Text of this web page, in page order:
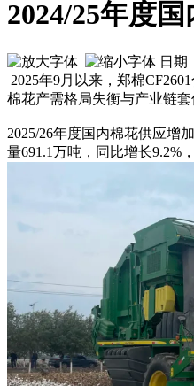
2024/25年度
日期
2025年9月以来，郑棉
棉花产需格局失衡与产业链
2025/26年度国内棉花供应增
量691.1万吨，同比增长9.2%